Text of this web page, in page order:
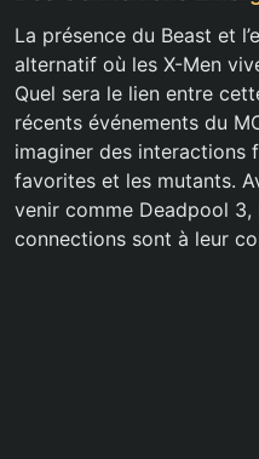
La présence du Beast et
alternatif où les X-Men
Quel sera le lien entre
récents événements du
imaginer des interactions
favorites et les mutants.
venir comme Deadpool
connections sont à leur